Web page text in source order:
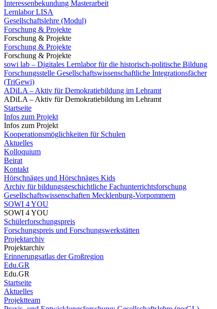
Interessenbekundung Masterarbeit
Lernlabor LISA
Gesellschaftslehre (Modul)
Forschung & Projekte
Forschung & Projekte
Forschung & Projekte
Forschung & Projekte
sowi lab – Digitales Lernlabor für die historisch-politische Bildung
Forschungsstelle Gesellschaftswissenschaftliche Integrationsfächer
(TriGewi)
ADiLA – Aktiv für Demokratiebildung im Lehramt
ADiLA – Aktiv für Demokratiebildung im Lehramt
Startseite
Infos zum Projekt
Infos zum Projekt
Kooperationsmöglichkeiten für Schulen
Aktuelles
Kolloquium
Beirat
Kontakt
Hörschnäges und Hörschnäges Kids
Archiv für bildungsgeschichtliche Fachunterrichtsforschung
Gesellschaftswissenschaften Mecklenburg-Vorpommern
SOWI 4 YOU
SOWI 4 YOU
Schülerforschungspreis
Forschungspreis und Forschungswerkstätten
Projektarchiv
Projektarchiv
Erinnerungsatlas der Großregion
Edu.GR
Edu.GR
Startseite
Aktuelles
Projektteam